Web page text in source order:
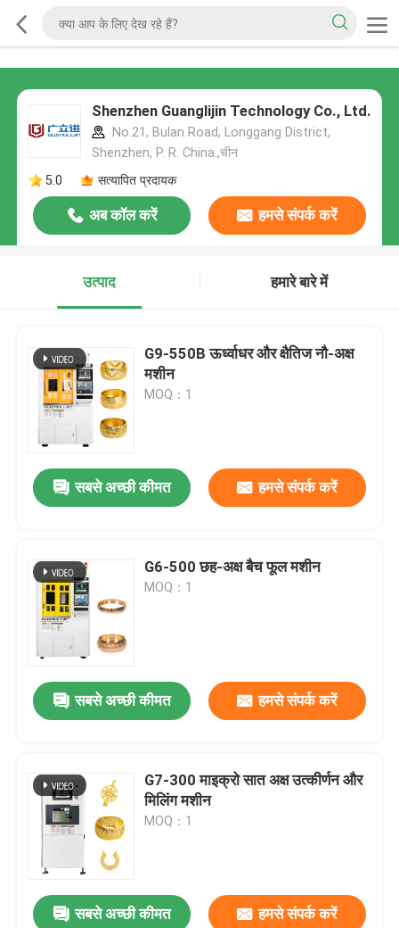
Shenzhen Guanglijin Technology Co., Ltd.
No.21, Bulan Road, Longgang District,
Shenzhen, P. R. China.,चीन
5.0
सत्यापित प्रदायक
अब कॉल करें हमसे संपर्क करें
उत्पाद हमारे बारे में
G9-550B ऊर्ध्वाधर और क्षैतिज नौ-अक्ष
मशीन
MOQ：1
सबसे अच्छी कीमत हमसे संपर्क करें
G6-500 छह-अक्ष बैच फूल मशीन
MOQ：1
सबसे अच्छी कीमत हमसे संपर्क करें
G7-300 माइक्रो सात अक्ष उत्कीर्णन और
मिलिंग मशीन
MOQ：1
सबसे अच्छी कीमत हमसे संपर्क करें